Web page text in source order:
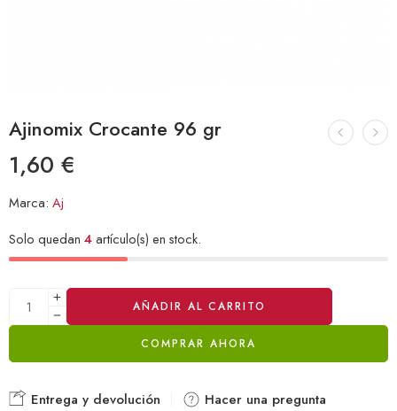
Ajinomix Crocante 96 gr
1,60 €
Marca: Aj
Solo quedan 4artículo(s) en stock.
AÑADIR AL CARRITO
COMPRAR AHORA
Alternative:
Entrega y devolución Hacer una pregunta